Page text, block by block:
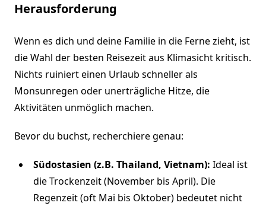
Herausforderung
Wenn es dich und deine Familie in die Ferne zieht, ist
die Wahl der besten Reisezeit aus Klimasicht kritisch.
Nichts ruiniert einen Urlaub schneller als
Monsunregen oder unerträgliche Hitze, die
Aktivitäten unmöglich machen.
Bevor du buchst, recherchiere genau:
Südostasien (z.B. Thailand, Vietnam): Ideal ist
die Trockenzeit (November bis April). Die
Regenzeit (oft Mai bis Oktober) bedeutet nicht